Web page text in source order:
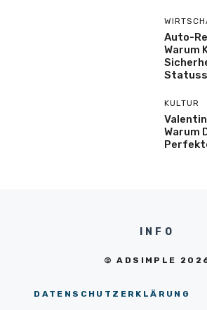
Auto-
Warum
KULTUR
Warum
INFO
© ADSIMPLE
DATENSCHUTZERKLÄRUNG